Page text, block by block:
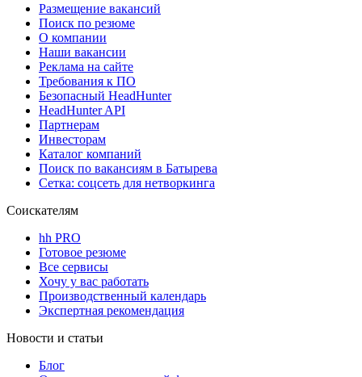
Размещение вакансий
Поиск по резюме
О компании
Наши вакансии
Реклама на сайте
Требования к ПО
Безопасный HeadHunter
HeadHunter API
Партнерам
Инвесторам
Каталог компаний
Поиск по вакансиям в Батырева
Сетка: соцсеть для нетворкинга
Соискателям
hh PRO
Готовое резюме
Все сервисы
Хочу у вас работать
Производственный календарь
Экспертная рекомендация
Новости и статьи
Блог